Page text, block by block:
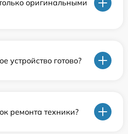
оригинальными
устройство готово?
ремонта техники?